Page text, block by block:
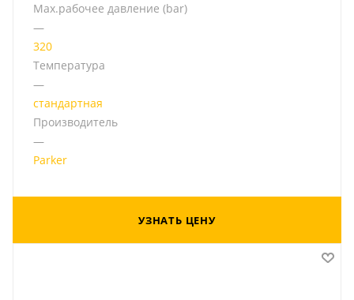
Мах.рабочее давление (bar)
—
320
Температура
—
стандартная
Производитель
—
Parker
УЗНАТЬ ЦЕНУ